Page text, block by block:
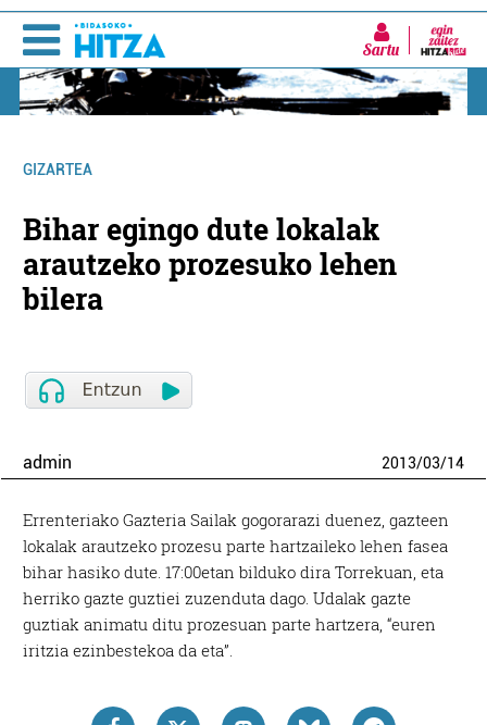
Sartu
GIZARTEA
Bihar egingo dute lokalak
arautzeko prozesuko lehen
bilera
admin 2013/03/14
Errenteriako Gazteria Sailak gogorarazi duenez, gazteen
lokalak arautzeko prozesu parte hartzaileko lehen fasea
bihar hasiko dute. 17:00etan bilduko dira Torrekuan, eta
herriko gazte guztiei zuzenduta dago. Udalak gazte
guztiak animatu ditu prozesuan parte hartzera, “euren
iritzia ezinbestekoa da eta”.